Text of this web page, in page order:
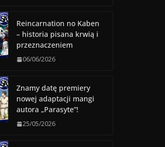
Reincarnation no Kaben
– historia pisana krwią i
przeznaczeniem
06/06/2026
Znamy datę premiery
nowej adaptacji mangi
autora „Parasyte”!
25/05/2026